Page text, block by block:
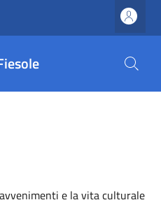
e la vita culturale